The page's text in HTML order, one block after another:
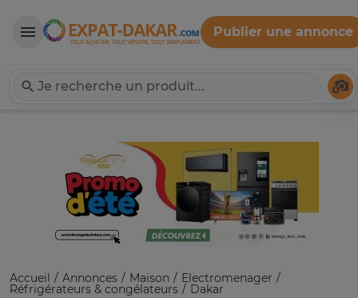
Expat-Dakar
Publier une annonce
Accueil Annonces Maison Electromenager
Réfrigérateurs & congélateurs
Dakar